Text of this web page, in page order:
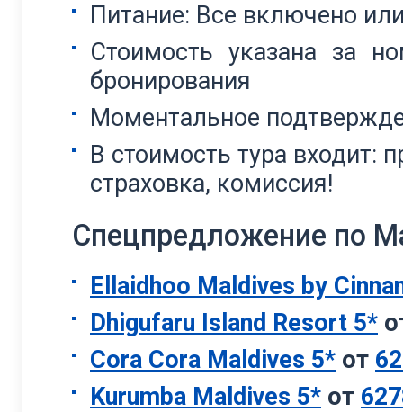
Питание: Все включено
Стоимость указана за
бронирования
Моментальное
В стоимость тура входит:
страховка, комиссия!
Спецпредложение по
Ellaidhoo Maldives by
Dhigufaru Island Resort 5*
Cora Cora Maldives 5* от
Kurumba Maldives 5* от